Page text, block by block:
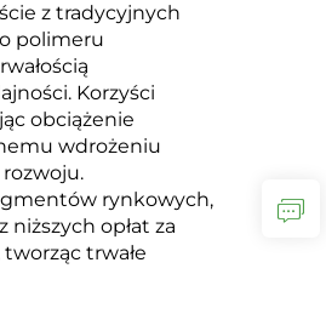
z tradycyjnych
polimeru
Korzyści
obciążenie
wdrożeniu
rynkowych,
opłat za
trwałe